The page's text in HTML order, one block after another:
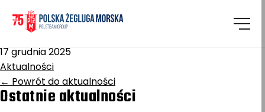
Homepage
Wigry (ex. Narocz)
17 grudnia 2025
Aktualności
← Powrót do aktualności
Ostatnie aktualności